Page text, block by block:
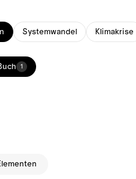
Systemwandel Klimakrise
1